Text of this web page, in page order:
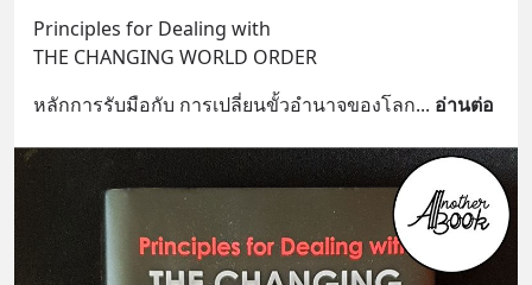
Principles for Dealing with
THE CHANGING WORLD ORDER
หลักการรับมือกับ การเปลี่ยนขั้วอำนาจของโลก... อ่านต่อ